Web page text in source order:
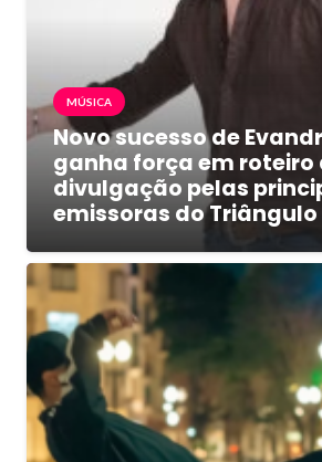
MÚSICA
Novo sucesso de
ganha força em roteiro
divulgação pelas
emissoras do Triângulo